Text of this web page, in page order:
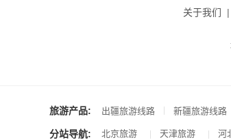
关于我们 |
旅游产品: 出疆旅游线路 新疆旅游线路
分站导航: 北京旅游 天津旅游 河